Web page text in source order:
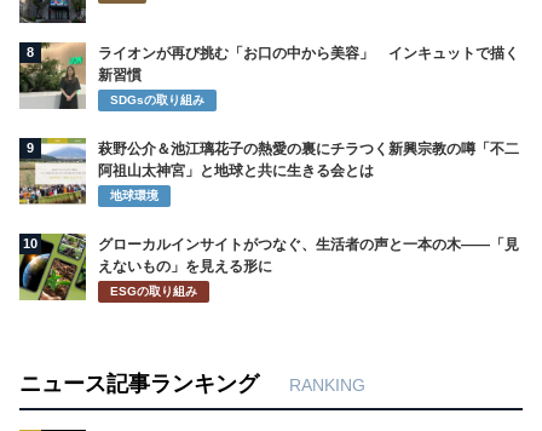
8
ライオンが再び挑む「お口の中から美容」 インキュットで描く
新習慣
SDGsの取り組み
9
萩野公介＆池江璃花子の熱愛の裏にチラつく新興宗教の噂「不二
阿祖山太神宮」と地球と共に生きる会とは
地球環境
10
グローカルインサイトがつなぐ、生活者の声と一本の木――「見
えないもの」を見える形に
ESGの取り組み
ニュース記事ランキング RANKING